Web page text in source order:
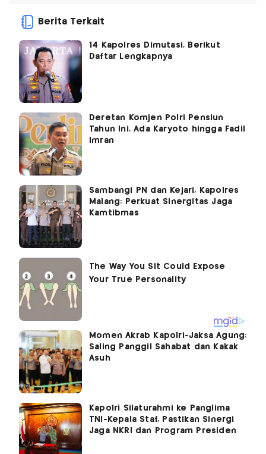
Berita Terkait
14 Kapolres Dimutasi, Berikut
Daftar Lengkapnya
Deretan Komjen Polri Pensiun
Tahun Ini, Ada Karyoto hingga Fadil
Imran
Sambangi PN dan Kejari, Kapolres
Malang: Perkuat Sinergitas Jaga
Kamtibmas
Momen Akrab Kapolri-Jaksa Agung:
Saling Panggil Sahabat dan Kakak
Asuh
Kapolri Silaturahmi ke Panglima
TNI-Kepala Staf, Pastikan Sinergi
Jaga NKRI dan Program Presiden